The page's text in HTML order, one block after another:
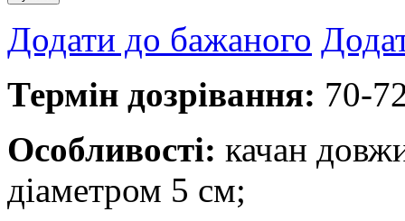
Додати до бажаного
Термін дозрівання: 70-
Особливості: качан
діаметром 5 см;